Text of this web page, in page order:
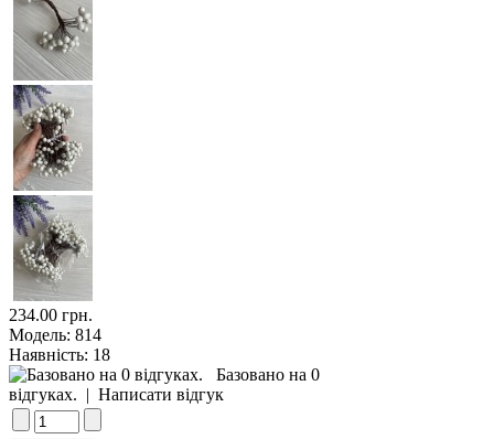
234.00 грн.
Модель: 814
Наявність: 18
Базовано на 0
відгуках. | Написати відгук